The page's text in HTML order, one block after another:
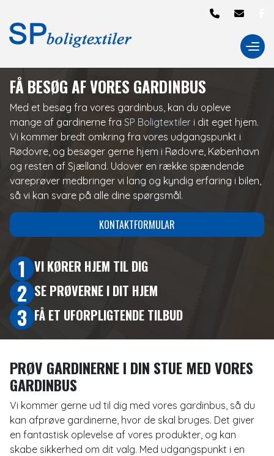
hovedindhold
FÅ BESØG AF VORES GARDINBUS
Med et besøg fra vores gardinbus, kan du opleve
mange af gardinerne fra SP Boligtextiler i dit eget hjem.
Vi kommer bredt omkring fra vores udgangspunkt i
Rødovre, og besøger gerne hjem i Rødovre, København
og resten af Sjælland. Udover en række spændende
vareprøver medbringer vi lang og kyndig erfaring i bilen,
så vi kan svare på alle dine spørgsmål.
KONTAKTFORMULAR
TELEFONNUMMER
EMAIL
EMNE
BESKED
1 VI KØRER HJEM TIL DIG
2 SE PRØVERNE I DIT HJEM
3 FÅ ET UFORPLIGTENDE TILBUD
PRØV GARDINERNE I DIN STUE MED VORES
GARDINBUS
Vi kommer gerne ud til dig med vores gardinbus, så du
kan afprøve gardinerne, hvor de skal bruges. Det giver
en fantastisk oplevelse af vores produkter, og kan
skabe sikkerhed om dit valg. Med udgangspunkt i en